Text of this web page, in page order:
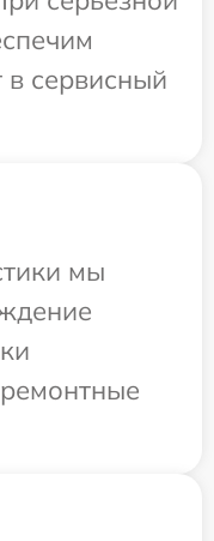
в сервисный
мы